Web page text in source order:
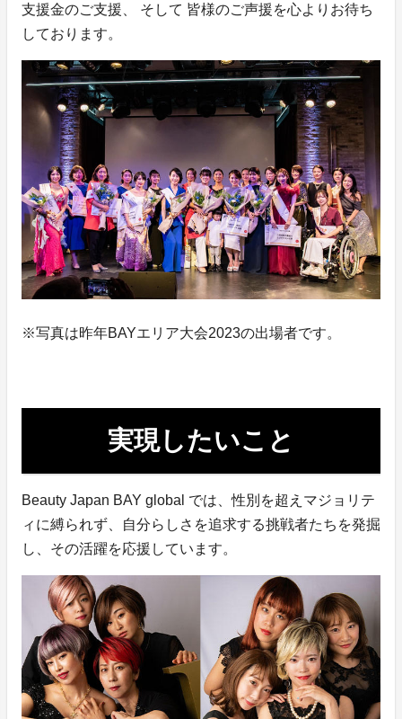
支援金のご支援、 そして 皆様のご声援を心よりお待ち
しております。
※写真は昨年BAYエリア大会2023の出場者です。
実現したいこと
Beauty Japan BAY global では、性別を超えマジョリテ
ィに縛られず、自分らしさを追求する挑戦者たちを発掘
し、その活躍を応援しています。